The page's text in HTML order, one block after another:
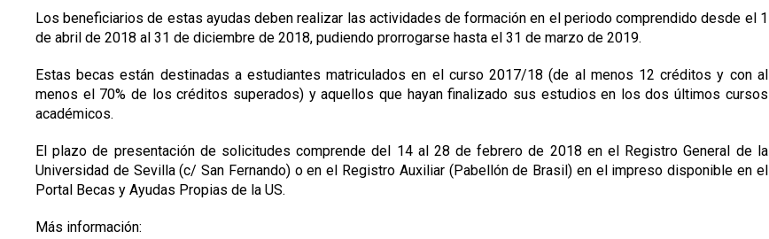
Los beneficiarios de estas ayudas deben realizar las actividades de formación en el periodo comprendido desde el 1
de abril de 2018 al 31 de diciembre de 2018, pudiendo prorrogarse hasta el 31 de marzo de 2019.
Estas becas están destinadas a estudiantes matriculados en el curso 2017/18 (de al menos 12 créditos y con al
menos el 70% de los créditos superados) y aquellos que hayan finalizado sus estudios en los dos últimos cursos
académicos.
El plazo de presentación de solicitudes comprende del 14 al 28 de febrero de 2018 en el Registro General de la
Universidad de Sevilla (c/ San Fernando) o en el Registro Auxiliar (Pabellón de Brasil) en el impreso disponible en el
Portal Becas y Ayudas Propias de la US.
Más información: